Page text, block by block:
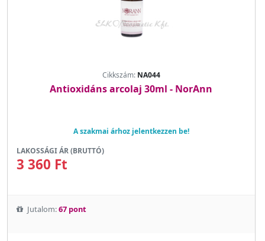
Cikkszám: NA044
Antioxidáns arcolaj 30ml - NorAnn
A szakmai árhoz jelentkezzen be!
LAKOSSÁGI ÁR (BRUTTÓ)
3 360 Ft
Jutalom:67 pont